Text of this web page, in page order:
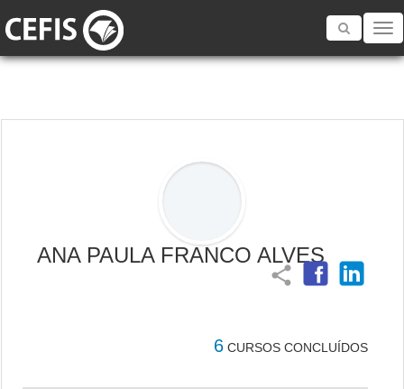
Toggle
ANA PAULA FRANCO ALVES
share
6 CURSOS CONCLUÍDOS